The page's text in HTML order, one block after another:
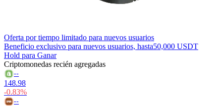
Oferta por tiempo limitado para nuevos usuarios
Beneficio exclusivo para nuevos usuarios, hasta50,000 USDT
Hold para Ganar
Criptomonedas recién agregadas
--
148.98
-0.83%
--